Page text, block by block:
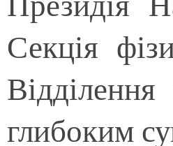
Секція
глибоким